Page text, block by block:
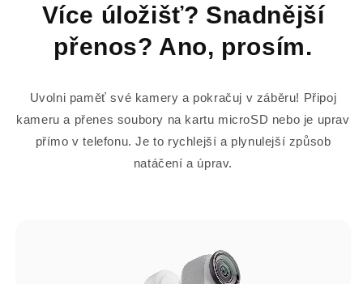
Více úložišť? Snadnější
přenos? Ano, prosím.
Uvolni paměť své kamery a pokračuj v záběru! Připoj
kameru a přenes soubory na kartu microSD nebo je uprav
přímo v telefonu. Je to rychlejší a plynulejší způsob
natáčení a úprav.